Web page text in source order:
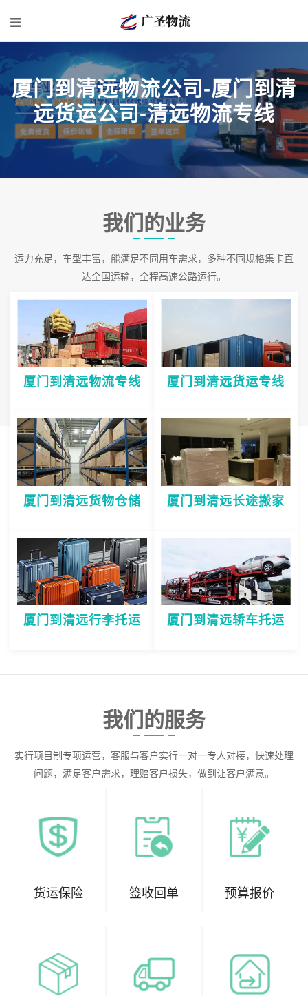
厦门到清远物流公司-厦门到清
远货运公司-清远物流专线
我们的业务
运力充足，车型丰富，能满足不同用车需求，多种不同规格集卡直
达全国运输，全程高速公路运行。
厦门到清远物流专线 厦门到清远货运专线
厦门到清远货物仓储 厦门到清远长途搬家
厦门到清远行李托运 厦门到清远轿车托运
我们的服务
实行项目制专项运营，客服与客户实行一对一专人对接，快速处理
问题，满足客户需求，理赔客户损失，做到让客户满意。
货运保险 签收回单 预算报价